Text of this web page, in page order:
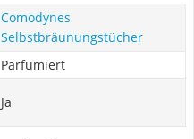
Comodynes
Selbstbräunungstücher
Parfümiert
Ja